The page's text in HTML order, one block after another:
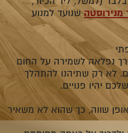
מנירוסטהשנועד למנוע
נפלאה לשמירה על החום
לא רק שתיהנו להתהלך
יהיו פנויים.
שווה, כך שהוא לא משאיר